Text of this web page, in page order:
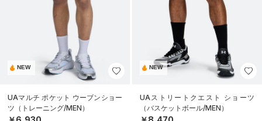
NEW
UAマルチ ポケット ウーブンショー
ツ（トレーニング/MEN）
NEW
UAストリートクエスト ショーツ
（バスケットボール/MEN）